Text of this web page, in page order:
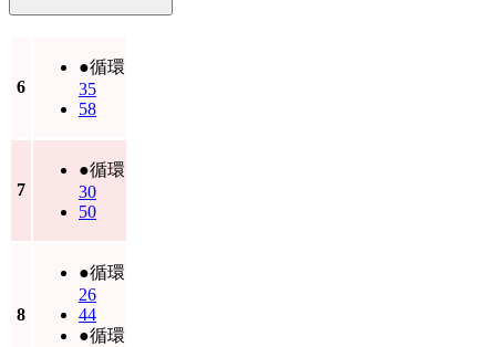
6
●循環
35
58
7
●循環
30
50
8
●循環
26
44
●循環